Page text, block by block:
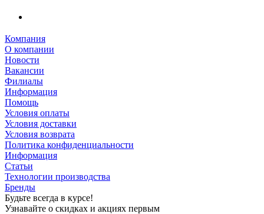
Компания
О компании
Новости
Вакансии
Филиалы
Информация
Помощь
Условия оплаты
Условия доставки
Условия возврата
Политика конфиденциальности
Информация
Статьи
Технологии производства
Бренды
Будьте всегда в курсе!
Узнавайте о скидках и акциях первым